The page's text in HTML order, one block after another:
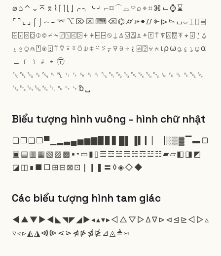
⌀⌂ ⌃ ⌄ ⌅ ⌆ ⌇ ⌈⌉⌊ ⌋ ⌌⌍ ⌎⌏ ⌐⌑⌒⌓⌔⌕⌖⌗⌘ ⌙⌚⌛
⌜⌝⌞ ⌟ ⌠ ⌡ ⌢⌣⌤⌥⌦⌧⌨⌫⌬⌭⌮⌯⌰⌱⌲⌳⌴⌵⌶⌷⌸
⌹⌺⌻⌼⌽⌾⌿⍀⍁⍂⍃⍄⍅⍆⍇⍈⍉⍊⍋⍌⍍⍎⍏⍐⍑⍒⍓⍔⍕⍖⍗ ⍘ ⍙
⍚ ⍛⍜⍝⍞⍟⍠⍡⍢ ⍣ ⍤⍥⍦⍧⍨ ⍩ ⍪⍫⍬ ⍭ ⍮ ⍯⍰⍱⍲ ⍳⍴⍵⍶⍷ ⍸⍹⍺
﹘ ﹝ ﹞ ﹟ ﹡ 〶
␛␡␚ ␟ ␘ ␠ ␤ ␋ ␌ ␍ ␎ ␏ ␐␑ ␒␓ ␔␕␖␗ ␙ ␜ ␝ ␞ ␀␁
␂␃␄␅␆␇ ␈ ␉ ␊ ␢␣
Biểu tượng hình vuông – hình chữ nhật
❏❐❑❒▀ ▂▃▄▅▆▇ ░▒▓▔▬▢
▣▤▥▦▧▨▩ ▪▫▭▮▯☰☲☱☴☵☶☳☷▰▱◧◨◩
◪◫ ∎ ■ □ ⊞⊟⊠⊡ ❘ ❙ ❚ 〓◊◈◇◆
Các biểu tượng hình tam giác
◄ ▲▼►◀◣◥◤◢▶◂▴▾▸◁ △▽▷∆∇⊳⊲⊴⊵◅ ▻▵
▿◃▹◭◮⫷⫸⋖⋗⋪⋫⋬⋭ ⊿◬≜⑅